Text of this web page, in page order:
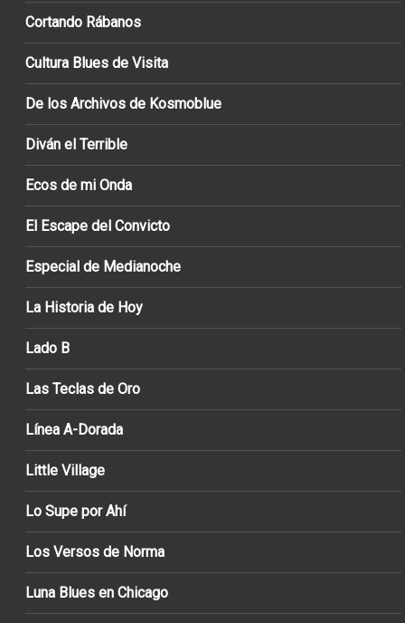
Cortando Rábanos
Cultura Blues de Visita
De los Archivos de Kosmoblue
Diván el Terrible
Ecos de mi Onda
El Escape del Convicto
Especial de Medianoche
La Historia de Hoy
Lado B
Las Teclas de Oro
Línea A-Dorada
Little Village
Lo Supe por Ahí
Los Versos de Norma
Luna Blues en Chicago